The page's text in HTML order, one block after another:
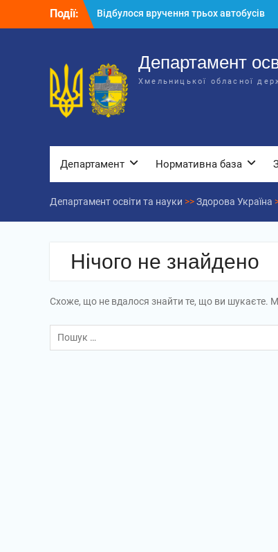
Події:
Відбулося вручення трьох автобусів
для потреб закладів освіти
Департаменту освіти та науки обласної
державної адміністрації
Відбулась обласна нарада для
відповідальних за національно-
патріотичне виховання
Департамент
Хмельницької обласної
Департамент Нормативна база
Департамент освіти та науки >>Здорова Україна
Нічого не знайдено
Схоже, що не вдалося знайти те, що ви
Пошук: